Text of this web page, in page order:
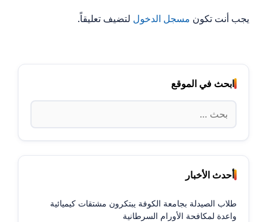
يجب أنت تكون مسجل الدخول لتضيف تعليقاً.
ابحث في الموقع
البحث
عن:
أحدث الأخبار
طلاب الصيدلة بجامعة الكوفة يبتكرون مشتقات كيميائية
واعدة لمكافحة الأورام السرطانية